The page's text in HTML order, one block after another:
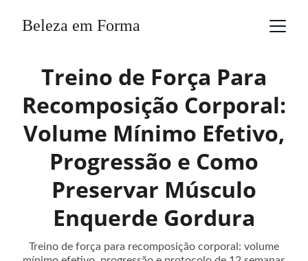
Beleza em Forma
Treino de Força Para
Recomposição Corporal:
Volume Mínimo Efetivo,
Progressão e Como
Preservar Músculo
Enquerde Gordura
Treino de força para recomposição corporal: volume